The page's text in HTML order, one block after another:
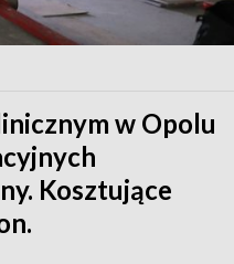
w Opolu
Kosztujące